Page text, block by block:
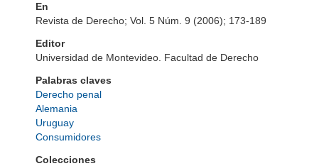
En
Revista de Derecho; Vol. 5 Núm. 9 (2006); 173-189
Editor
Universidad de Montevideo. Facultad de Derecho
Palabras claves
Derecho penal
Alemania
Uruguay
Consumidores
Colecciones